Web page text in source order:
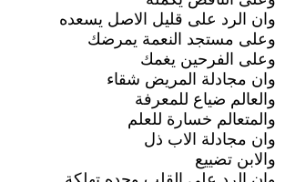
وان الرد على قليل الاصل يسعده
وعلى مستجد النعمة يمرضك
وعلى الفرحين يغمك
وان مجادلة المريض شقاء
والعالم ضياع للمعرفة
والمتعالم خسارة للعلم
وان مجادلة الاب ذل
والابن تضييع